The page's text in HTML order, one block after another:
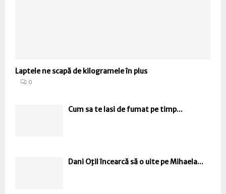
Laptele ne scapă de kilogramele în plus
0
Cum sa te lasi de fumat pe timp...
Dani Oţil încearcă să o uite pe Mihaela...